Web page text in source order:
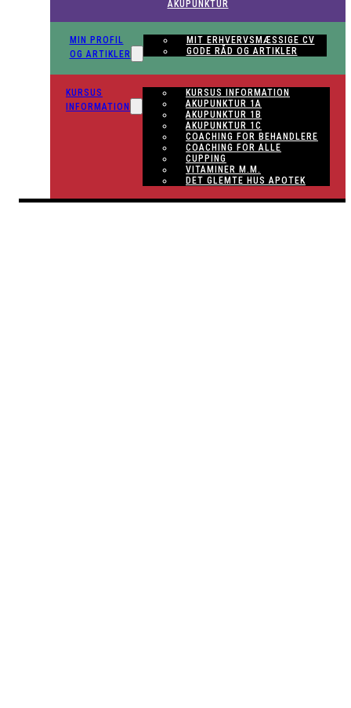
AKUPUNKTUR
MIN PROFIL
OG ARTIKLER
MIT ERHVERVS­MÆSSIGE CV
GODE RÅD OG ARTIKLER
KURSUS
INFORMATION
KURSUS INFORMATION
AKUPUNKTUR 1A
AKUPUNKTUR 1B
AKUPUNKTUR 1C
COACHING FOR BEHANDLERE
COACHING FOR ALLE
CUPPING
VITAMINER M.M.
DET GLEMTE HUS APOTEK